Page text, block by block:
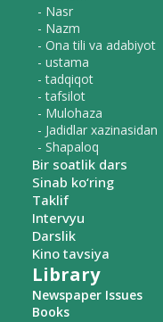
- Nasr
- Nazm
- Ona tili va adabiyot
- ustama
- tadqiqot
- tafsilot
- Mulohaza
- Jadidlar xazinasidan
- Shapaloq
Bir soatlik dars
Sinab ko‘ring
Taklif
Intervyu
Darslik
Kino tavsiya
Library
Newspaper Issues
Books